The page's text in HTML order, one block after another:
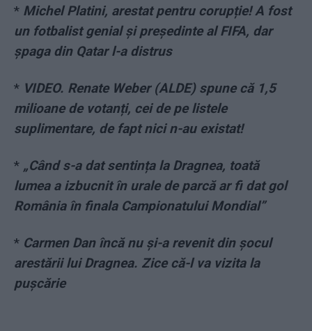
* Michel Platini, arestat pentru corupție! A fost
un fotbalist genial și președinte al FIFA, dar
șpaga din Qatar l-a distrus
* VIDEO. Renate Weber (ALDE) spune că 1,5
milioane de votanți, cei de pe listele
suplimentare, de fapt nici n-au existat!
* „Când s-a dat sentința la Dragnea, toată
lumea a izbucnit în urale de parcă ar fi dat gol
România în finala Campionatului Mondial”
* Carmen Dan încă nu și-a revenit din șocul
arestării lui Dragnea. Zice că-l va vizita la
pușcărie